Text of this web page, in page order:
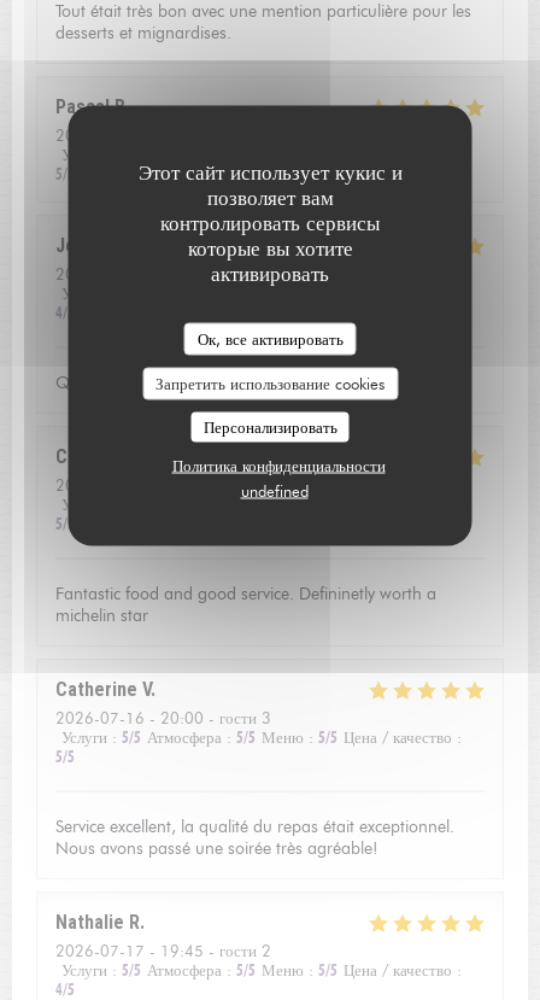
Этот сайт использует кукис и
позволяет вам
контролировать сервисы
которые вы хотите
активировать
Ок, все активировать
Запретить использование cookies
Персонализировать
Политика конфиденциальности
undefined
Tout était très bon avec une mention particulière pour les
desserts et mignardises.
Pascal B
2026-08-01
Услуги
5/5
Jean louis
2026-07-24
- 12:30 - гости 2
Услуги
4/5
Qualite de l'accueil
Christoffer
2026-07-23
- 13:15 - гости 2
Услуги
4/5 Меню:
5/5
Fantastic food and good service. Defininetly worth a
michelin star
Catherine V
2026-07-16 - 20:00 - гости 3
Услуги : 5/5 Атмосфера : 5/5 Меню : 5/5 Цена / качество :
5/5
Service excellent, la qualité du repas était exceptionnel.
Nous avons passé une soirée très agréable!
Nathalie R
2026-07-17 - 19:45 - гости 2
Услуги : 5/5 Атмосфера : 5/5 Меню : 5/5 Цена / качество :
4/5
L'AUBERGE SAINT JEAN